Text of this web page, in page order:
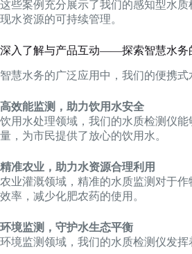
这些案例充分展示了我们的感知型水
现水资源的可持续管理。
深入了解与产品互动——探索智慧水务
智慧水务的广泛应用中，我们的便携
高效能监测，助力饮用水安全
饮用水处理领域，我们的水质检测仪
量，为市民提供了放心的饮用水。
精准农业，助力水资源合理利用
农业灌溉领域，精准的水质监测对于
效率，减少化肥农药的使用。
环境监测，守护水生态平衡
环境监测领域，我们的水质检测仪发